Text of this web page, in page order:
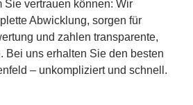
Sie vertrauen können: Wir
Abwicklung, sorgen für
und zahlen transparente,
Bei uns erhalten Sie den besten
– unkompliziert und schnell.